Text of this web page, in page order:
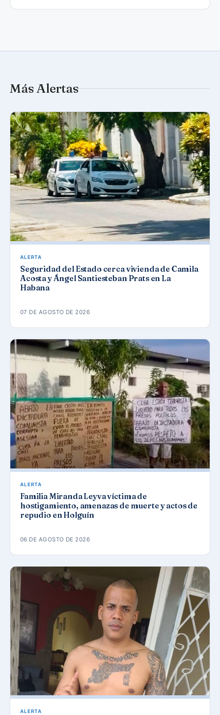
Más Alertas
ALERTA
Seguridad del Estado cerca vivienda de Camila
Acosta y Ángel Santiesteban Prats en La
Habana
07 DE AGOSTO DE 2026
ALERTA
Familia Miranda Leyva víctima de
hostigamiento, amenazas de muerte y actos de
repudio en Holguín
06 DE AGOSTO DE 2026
ALERTA